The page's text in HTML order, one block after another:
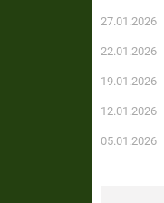
27.01.2026
22.01.2026
19.01.2026
12.01.2026
05.01.2026